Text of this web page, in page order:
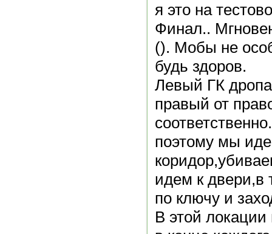
я это на
Финал..
(). Мобы не
будь здоров.
Левый ГК
правый от
поэтому мы
идем к двери,в
по ключу и
В этой локации